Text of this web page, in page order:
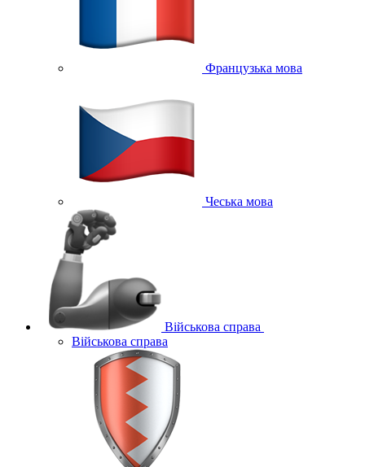
Французька мова
Чеська мова
Військова справа
Військова справа